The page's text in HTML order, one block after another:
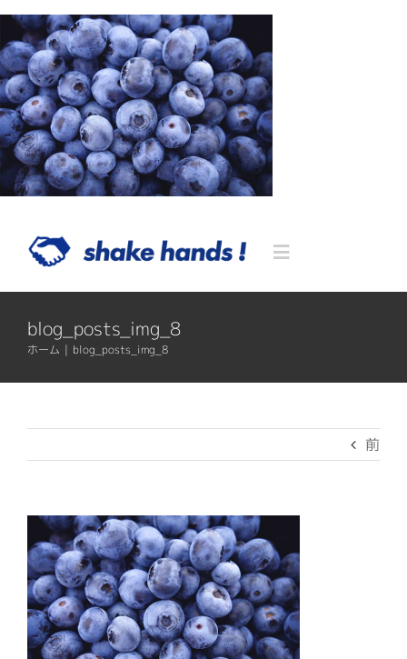
Skip
to
content
Toggle
Navigation
Home
Blog
民泊代行
不動産関連サービス
デザイン・システム開発
代表挨拶
会社概要
Contact
blog_posts_img_8
ホーム | blog_posts_img_8
前